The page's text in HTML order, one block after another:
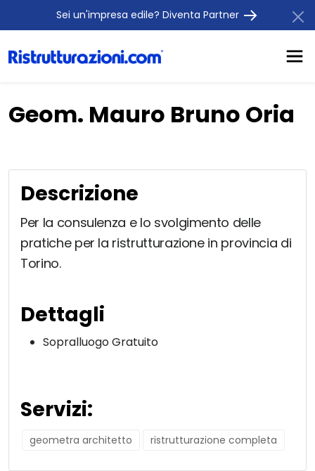
Sei un'impresa edile? Diventa Partner
Geom. Mauro Bruno Oria
Descrizione
Per la consulenza e lo svolgimento delle
pratiche per la ristrutturazione in provincia di
Torino.
Dettagli
Sopralluogo Gratuito
Servizi:
geometra architetto ristrutturazione completa